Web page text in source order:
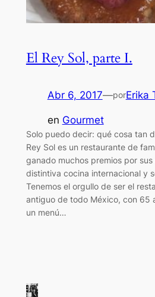
El Rey Sol, parte I.
Abr 6, 2017—porErika
en Gourmet
Solo puedo decir: qué cosa tan
Rey Sol es un restaurante de
ganado muchos premios por
distintiva cocina internacional y
Tenemos el orgullo de ser el
antiguo de todo México, con 65
un menú…